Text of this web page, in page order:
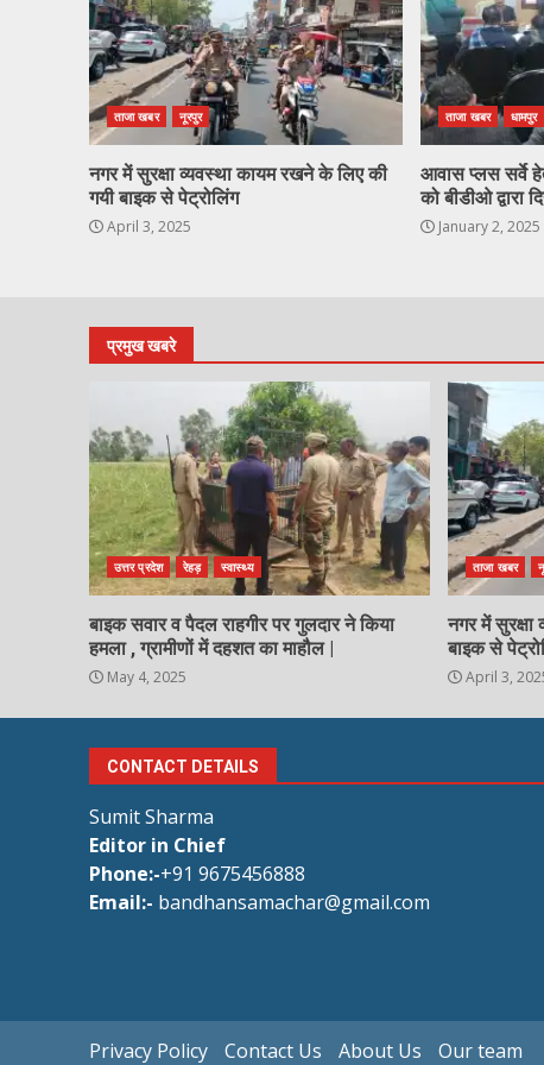
ताजा खबर नूरपुर
नगर में सुरक्षा व्यवस्था कायम रखने के लिए की
गयी बाइक से पेट्रोलिंग
April 3, 2025
ताजा खबर धामपुर
आवास प्लस सर्वे
को बीडीओ द्वारा
January 2, 2025
प्रमुख खबरे
उत्तर प्रदेश रेहड़ स्वास्थ्य
बाइक सवार व पैदल राहगीर पर गुलदार ने किया
हमला , ग्रामीणों में दहशत का माहौल |
May 4, 2025
ताजा खबर
नगर में
बाइक से
April 3,
CONTACT DETAILS
Sumit Sharma
Editor in Chief
Phone:-+91 9675456888
Email:- bandhansamachar@gmail.com
Privacy Policy Contact Us About Us Our team